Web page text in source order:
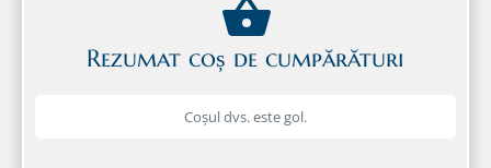
Rezumat coș de cumpărături
Coșul dvs. este gol.